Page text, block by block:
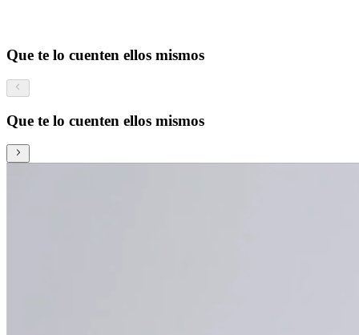
Que te lo cuenten ellos mismos
Que te lo cuenten ellos mismos